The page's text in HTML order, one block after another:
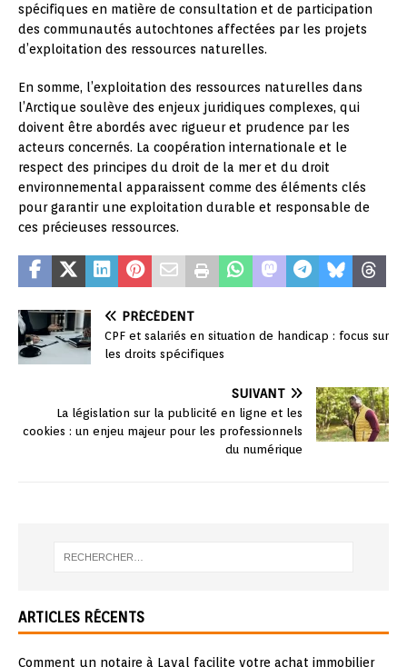
spécifiques en matière de consultation et de participation
des communautés autochtones affectées par les projets
d’exploitation des ressources naturelles.
En somme, l’exploitation des ressources naturelles dans
l’Arctique soulève des enjeux juridiques complexes, qui
doivent être abordés avec rigueur et prudence par les
acteurs concernés. La coopération internationale et le
respect des principes du droit de la mer et du droit
environnemental apparaissent comme des éléments clés
pour garantir une exploitation durable et responsable de
ces précieuses ressources.
PRÉCÉDENT
CPF et salariés en situation de handicap : focus sur
les droits spécifiques
SUIVANT
La législation sur la publicité en ligne et les
cookies : un enjeu majeur pour les professionnels
du numérique
ARTICLES RÉCENTS
Comment un notaire à Laval facilite votre achat immobilier